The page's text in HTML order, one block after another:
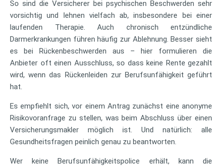
So sind die Versicherer bei psychischen Beschwerden sehr
vorsichtig und lehnen vielfach ab, insbesondere bei einer
laufenden Therapie. Auch chronisch entzündliche
Darmerkrankungen führen häufig zur Ablehnung. Besser sieht
es bei Rückenbeschwerden aus – hier formulieren die
Anbieter oft einen Ausschluss, so dass keine Rente gezahlt
wird, wenn das Rückenleiden zur Berufsunfähigkeit geführt
hat.
Es empfiehlt sich, vor einem Antrag zunächst eine anonyme
Risikovoranfrage zu stellen, was beim Abschluss über einen
Versicherungsmakler möglich ist. Und natürlich: alle
Gesundheitsfragen peinlich genau zu beantworten.
Wer keine Berufsunfähigkeitspolice erhält, kann die